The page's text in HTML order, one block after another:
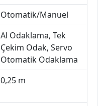
Otomatik/Manuel
Al Odaklama, Tek
Çekim Odak, Servo
Otomatik Odaklama
0,25 m